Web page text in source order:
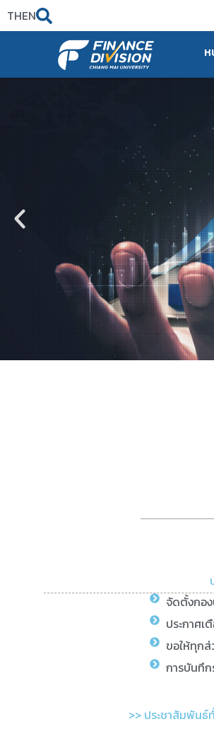
THEN
ภารกิจ
การจัดการด้านการ
ความโป
จัดตั้งกอ
ประกาศ
ขอให้ทุก
การบันทึก
>> ประชาสัมพันธ์